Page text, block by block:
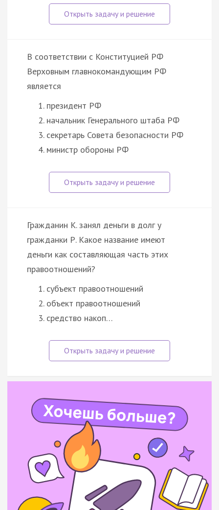
В соответствии с Конституцией РФ
Верховным главнокомандующим РФ
является
президент РФ
начальник Генерального штаба РФ
секретарь Совета безопасности РФ
министр обороны РФ
Гражданин К. занял деньги в долг у
гражданки Р. Какое название имеют
деньги как составляющая часть этих
правоотношений?
субъект правоотношений
объект правоотношений
средство накоп…